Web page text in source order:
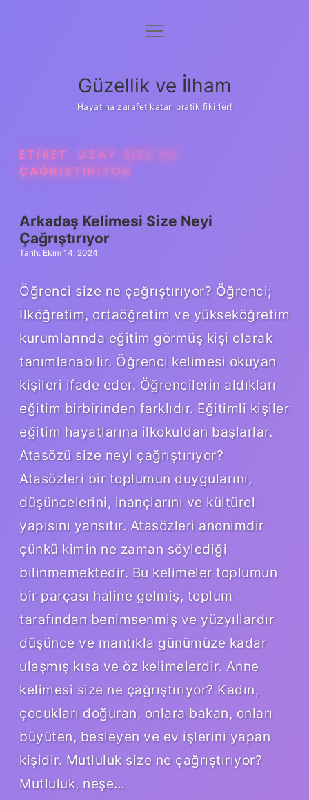
Anasayfa
Yasal Uyarı
menüyü
Güzellik ve İlham
Hayatına zarafet katan pratik fikirler!
ETIKET: UZAY SIZE NE
ÇAĞRIŞTIRIYOR
Arkadaş Kelimesi Size Neyi
Çağrıştırıyor
Tarih: Ekim 14, 2024
Öğrenci size ne çağrıştırıyor? Öğrenci;
İlköğretim, ortaöğretim ve yükseköğretim
kurumlarında eğitim görmüş kişi olarak
tanımlanabilir. Öğrenci kelimesi okuyan
kişileri ifade eder. Öğrencilerin aldıkları
eğitim birbirinden farklıdır. Eğitimli kişiler
eğitim hayatlarına ilkokuldan başlarlar.
Atasözü size neyi çağrıştırıyor?
Atasözleri bir toplumun duygularını,
düşüncelerini, inançlarını ve kültürel
yapısını yansıtır. Atasözleri anonimdir
çünkü kimin ne zaman söylediği
bilinmemektedir. Bu kelimeler toplumun
bir parçası haline gelmiş, toplum
tarafından benimsenmiş ve yüzyıllardır
düşünce ve mantıkla günümüze kadar
ulaşmış kısa ve öz kelimelerdir. Anne
kelimesi size ne çağrıştırıyor? Kadın,
çocukları doğuran, onlara bakan, onları
büyüten, besleyen ve ev işlerini yapan
kişidir. Mutluluk size ne çağrıştırıyor?
Mutluluk, neşe…